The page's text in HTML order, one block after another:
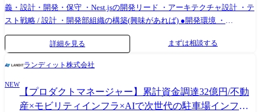
ん、新たな事業においても、これまでの経験・スキル、培ってきた知識
を活かして活躍していだただきたいと思います。 ●開発環境: ・バックエ
ンド:Typescript(Nest.js) ・フロントエンド:TypeScript, Nextjs ・インフ
ラ:GCP ・データベース:PostgreSQL ・モニタリング:Cloud Monitaring ・
義・設計・開発・保守 ・Nest.jsの開発リード ・アーキテクチャ設計 ・テ
スト戦略 / 設計 ・開発部組織の構築(興味があれば) ●開発環境 ・
Nest.js(TypeScript) ・TypeORM ・Firebase Emulator ・Cloud Functions ・
詳細を見る まずは相談する
ランディット株式会社
NEW
【プロダクトマネージャー】累計資金調達32億円/不動
産×モビリティインフラ×AIで次世代の駐車場インフラ